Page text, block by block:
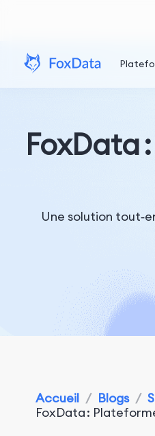
FoxData
Une solution
Accueil / Blogs /
FoxData :